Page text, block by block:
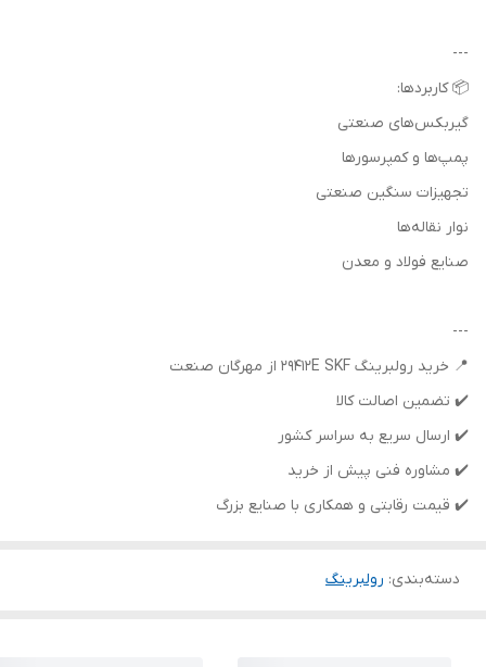
---
📦 کاربردها:
گیربکس‌های صنعتی
پمپ‌ها و کمپرسورها
تجهیزات سنگین صنعتی
نوار نقاله‌ها
صنایع فولاد و معدن
---
📍 خرید رولبرینگ 29412E SKF از مهرگان صنعت
✔️ تضمین اصالت کالا
✔️ ارسال سریع به سراسر کشور
✔️ مشاوره فنی پیش از خرید
✔️ قیمت رقابتی و همکاری با صنایع بزرگ
دسته‌بندی: رولبرینگ